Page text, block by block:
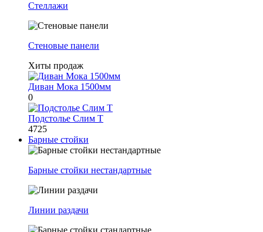
Стеллажи
Стеновые панели
Хиты продаж
Диван Мока 1500мм
0
Подстолье Слим Т
4725
Барные стойки
Барные стойки нестандартные
Линии раздачи